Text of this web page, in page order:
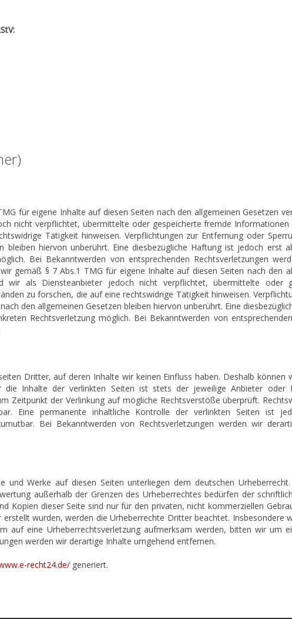
für eigene Inhalte auf diesen Seiten nach den allgemeinen Gesetzen
nicht verpflichtet, übermittelte oder gespeicherte fremde
Tätigkeit hinweisen. Verpflichtungen zur Entfernung oder
bleiben hiervon unberührt. Eine diesbezügliche Haftung ist jedoch erst
Bei Bekanntwerden von entsprechenden Rechtsverletzungen
gemäß § 7 Abs.1 TMG für eigene Inhalte auf diesen Seiten nach den
als Diensteanbieter jedoch nicht verpflichtet, übermittelte oder
zu forschen, die auf eine rechtswidrige Tätigkeit hinweisen.
den allgemeinen Gesetzen bleiben hiervon unberührt. Eine
Rechtsverletzung möglich. Bei Bekanntwerden von
Dritter, auf deren Inhalte wir keinen Einfluss haben. Deshalb können
die Inhalte der verlinkten Seiten ist stets der jeweilige Anbieter oder
Zeitpunkt der Verlinkung auf mögliche Rechtsverstöße überprüft.
Eine permanente inhaltliche Kontrolle der verlinkten Seiten ist
Bei Bekanntwerden von Rechtsverletzungen werden wir
und Werke auf diesen Seiten unterliegen dem deutschen
außerhalb der Grenzen des Urheberrechtes bedürfen der
Kopien dieser Seite sind nur für den privaten, nicht kommerziellen
wurden, werden die Urheberrechte Dritter beachtet. Insbesondere
auf eine Urheberrechtsverletzung aufmerksam werden, bitten wir um
werden wir derartige Inhalte umgehend entfernen.
recht24.de/ generiert.